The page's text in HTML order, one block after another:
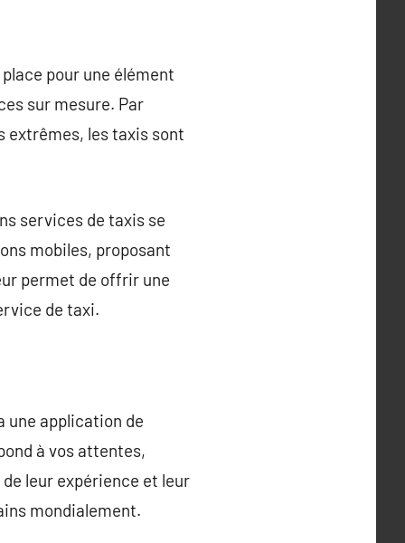
pour une élément
sur mesure. Par
extrêmes, les taxis sont
services de taxis se
mobiles, proposant
permet de offrir une
de taxi.
une application de
à vos attentes,
leur expérience et leur
mondialement.